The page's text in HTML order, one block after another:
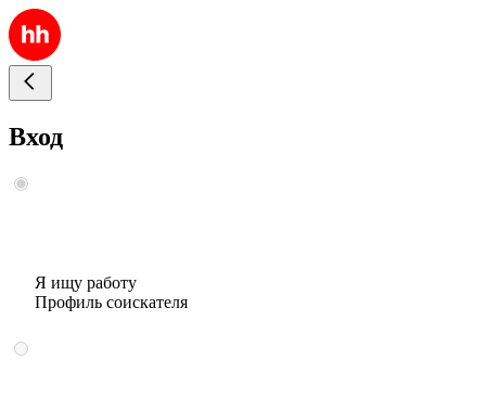
Вход
Я ищу работу
Профиль соискателя